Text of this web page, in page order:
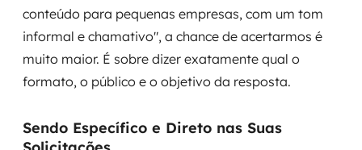
conteúdo para pequenas empresas, com um tom
informal e chamativo", a chance de acertarmos é
muito maior. É sobre dizer exatamente qual o
formato, o público e o objetivo da resposta.
Sendo Específico e Direto nas Suas